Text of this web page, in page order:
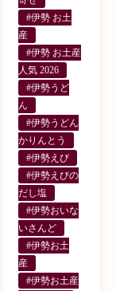
#伊勢 お土
産
#伊勢 お土産
人気 2026
#伊勢うど
ん
#伊勢うどん
かりんとう
#伊勢えび
#伊勢えびの
だし塩
#伊勢おいな
いさんど
#伊勢お土
産
#伊勢お土産